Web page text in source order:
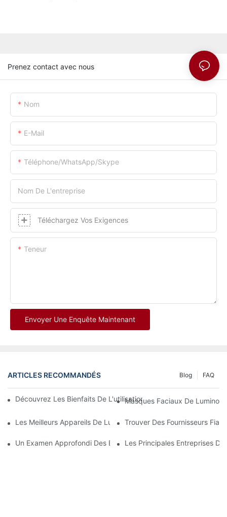
Prenez contact avec nous
Nom
E-Mail
Téléphone/WhatsApp/Skype
Nom De L'entreprise
Téléchargez Vos Exigences
Teneur
Envoyer Une Enquête Maintenant
ARTICLES RECOMMANDÉS FAQ
Blog
Découvrez Les Bienfaits De L'utilisation D'un Masque De
Masques Faciaux De
Les Meilleurs Appareils De Luminothérapie Rouge Et Infrarouge
Trouver Des Fournisseurs
Un Examen Approfondi Des Bienfaits De La Luminothérapie
Les Principales Entreprises